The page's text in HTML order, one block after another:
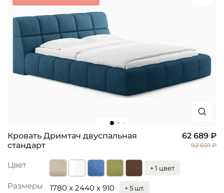
Кровать Дримтач двуспальная
стандарт
62 689 ₽
92 601 ₽
Цвет + 1 цвет
Размеры 1780 x 2440 x 910 + 5 шт.